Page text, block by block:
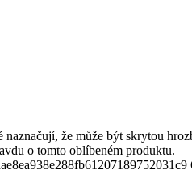
že může být skrytou
o tomto oblíbeném produktu.